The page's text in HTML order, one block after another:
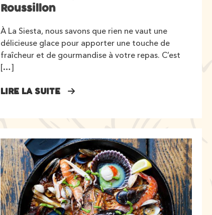
Roussillon
À La Siesta, nous savons que rien ne vaut une
délicieuse glace pour apporter une touche de
fraîcheur et de gourmandise à votre repas. C’est
[…]
LIRE LA SUITE